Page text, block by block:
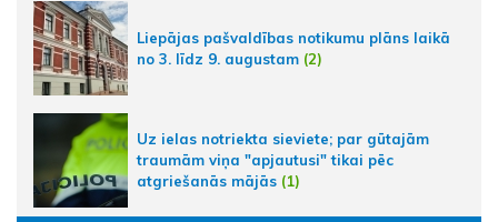
Liepājas pašvaldības notikumu plāns laikā
no 3. līdz 9. augustam (2)
Uz ielas notriekta sieviete; par gūtajām
traumām viņa "apjautusi" tikai pēc
atgriešanās mājās (1)